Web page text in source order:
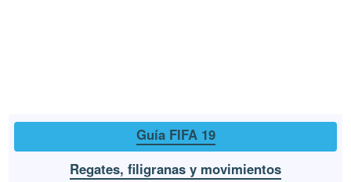
Guía FIFA 19
Regates, filigranas y movimientos